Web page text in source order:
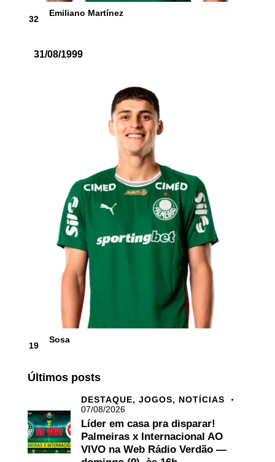
32
Emiliano Martínez
31/08/1999
19
Sosa
Últimos posts
DESTAQUE, JOGOS, NOTÍCIAS
07/08/2026
Líder em casa pra disparar!
Palmeiras x Internacional AO
VIVO na Web Rádio Verdão —